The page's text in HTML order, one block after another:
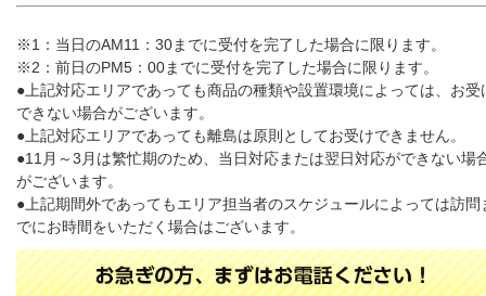
※1：当日のAM11：30までに受付を完了した場合に限ります。
※2：前日のPM5：00までに受付を完了した場合に限ります。
●上記対応エリアであっても商品の種類や設置環境によっては、お受
できない場合がございます。
●上記対応エリアであっても離島は原則としてお受けできません。
●11月～3月は繁忙期のため、当日対応または翌日対応ができない場
がございます。
●上記期間外であってもエリア担当者のスケジュールによっては訪問
でにお時間をいただく場合はございます。